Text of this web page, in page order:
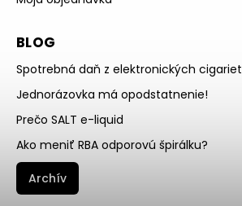
BLOG
Spotrebná daň z elektronických cigariet
Jednorázovka má opodstatnenie!
Prečo SALT e-liquid
Ako meniť RBA odporovú špirálku?
Archív